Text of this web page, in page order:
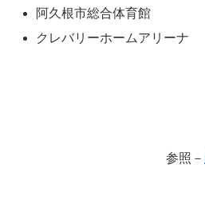
阿久根市総合体育館
クレバリーホームアリーナ
参照－